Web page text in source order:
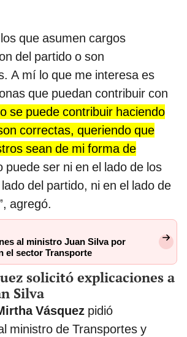
que asumen cargos
del partido o son
A mí lo que me interesa es
que puedan contribuir con
se puede contribuir haciendo
correctas, queriendo que
sean de mi forma de
puede ser ni en el lado de los
del partido, ni en el lado de
agregó.
al ministro Juan Silva por
el sector Transporte
solicitó explicaciones a
Silva
Vásquez pidió
ministro de Transportes y